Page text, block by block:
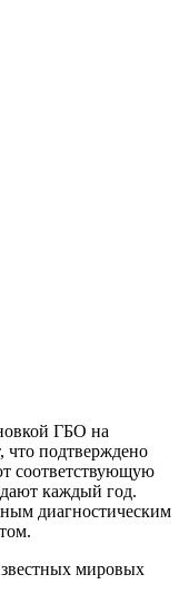
ГБО на
что подтверждено
соответствующую
каждый год.
диагностическим
мировых